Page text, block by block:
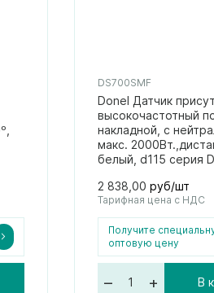
DS700SMF
Donel Датчик
высокочастотный
накладной, с
макс.
белый, d115 серия
2 838,00 руб/шт
Тарифная цена с НДС
Получите
оптовую цену
– + В